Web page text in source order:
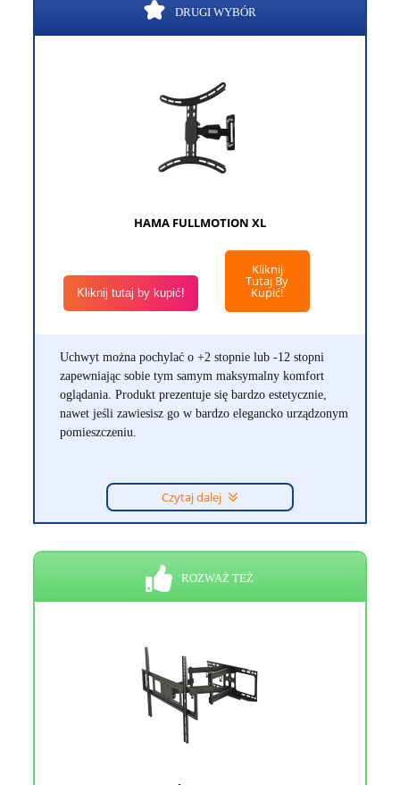
DRUGI WYBÓR
HAMA FULLMOTION XL
Kliknij tutaj by kupić!
Kliknij
Tutaj By
Kupić!
Uchwyt można pochylać o +2 stopnie lub -12 stopni
zapewniając sobie tym samym maksymalny komfort
oglądania. Produkt prezentuje się bardzo estetycznie,
nawet jeśli zawiesisz go w bardzo elegancko urządzonym
pomieszczeniu.
Czytaj dalej
ROZWAŻ TEŻ